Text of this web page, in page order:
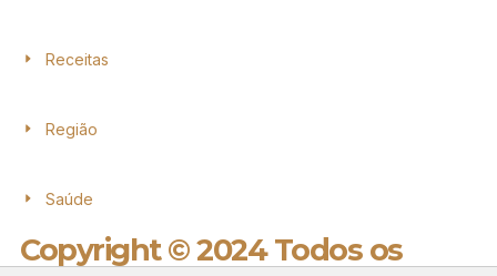
Receitas
Região
Saúde
Copyright © 2024 Todos os